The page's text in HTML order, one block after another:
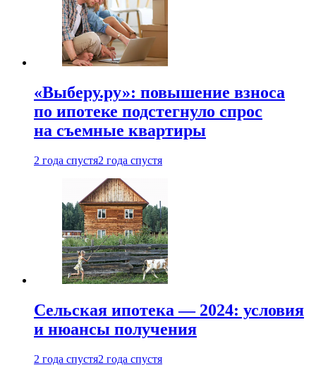
«Выберу.ру»: повышение взноса
по ипотеке подстегнуло спрос
на съемные квартиры
2 года спустя2 года спустя
Сельская ипотека — 2024: условия
и нюансы получения
2 года спустя2 года спустя